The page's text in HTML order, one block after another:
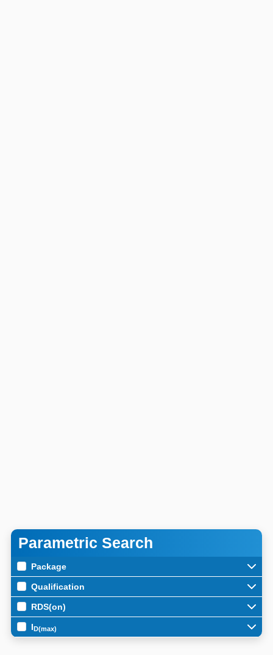
Parametric Search
Package
Qualification
RDS(on)
I D(max)